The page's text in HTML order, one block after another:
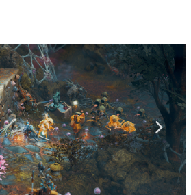
ームは面白い？
・hamatsu氏がゲームの魅力を画面や操作の
ら解き明かしていく、硬派で骨太な評論連載
変えた日本語
裏技」「ラスボス」… ゲームにまつわる言葉
の変遷を、コンピューター文化史研究家・タ
徹底調査。